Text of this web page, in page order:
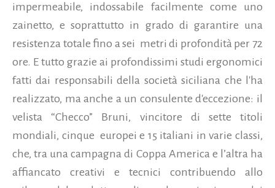
impermeabile, indossabile facilmente come uno
zainetto, e soprattutto in grado di garantire una
resistenza totale fino a sei metri di profondità per 72
ore. E tutto grazie ai profondissimi studi ergonomici
fatti dai responsabili della società siciliana che l'ha
realizzato, ma anche a un consulente d'eccezione: il
velista “Checco” Bruni, vincitore di sette titoli
mondiali, cinque europei e 15 italiani in varie classi,
che, tra una campagna di Coppa America e l’altra ha
affiancato creativi e tecnici contribuendo allo